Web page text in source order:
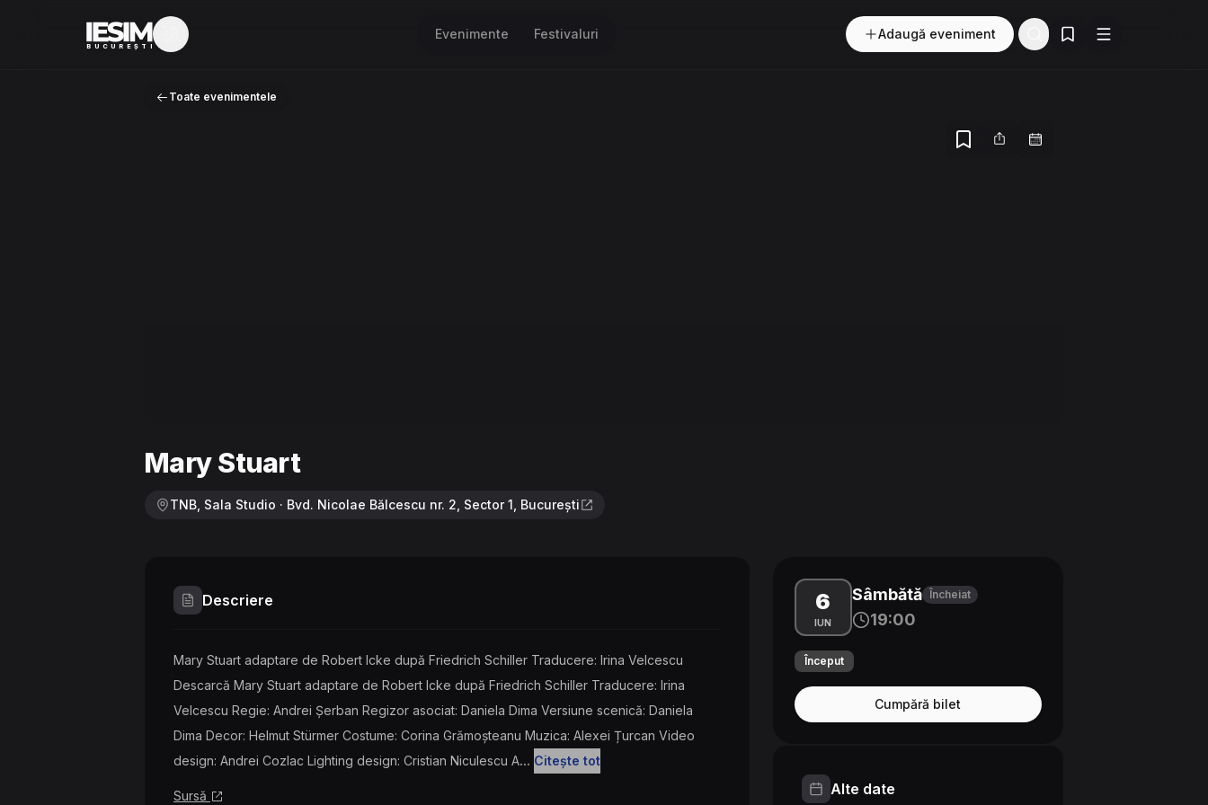
BUCUREȘTI Mod întunecat
Evenimente Festivaluri Adaugă eveniment
Evenimente salvate
Buton
Toate evenimentele
Mary Stuart
TNB, Sala Studio · Bvd. Nicolae Bălcescu nr. 2, Sector 1, București
Descriere
Mary Stuart adaptare de Robert Icke după Friedrich Schiller Traducere: Irina Velcescu
Descarcă Mary Stuart adaptare de Robert Icke după Friedrich Schiller Traducere: Irina
Velcescu Regie: Andrei Şerban Regizor asociat: Daniela Dima Versiune scenică: Daniela
Dima Decor: Helmut Stürmer Costume: Corina Grămoşteanu Muzica: Alexei Țurcan Video
design: Andrei Cozlac Lighting design: Cristian Niculescu A... Citește tot
Sursă
6
IUN
Sâmbătă Încheiat
19:00
Început
Cumpără bilet
Alte date